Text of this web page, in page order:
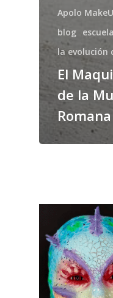
Apolo
blog
la evolución
El
de la
Romana